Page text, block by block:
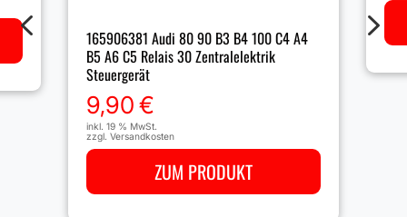
165906381 Audi 80 90 B3 B4 100 C4 A4
B5 A6 C5 Relais 30 Zentralelektrik
Steuergerät
9,90€
inkl. 19 % MwSt.
zzgl. Versandkosten
ZUM PRODUKT
4 5